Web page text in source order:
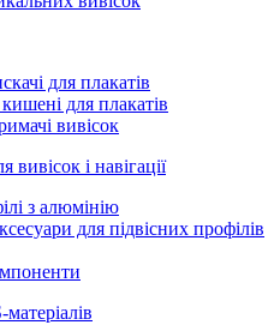
для плакатів
для плакатів
вивісок
вивісок і навігації
з алюмінію
для підвісних профілів